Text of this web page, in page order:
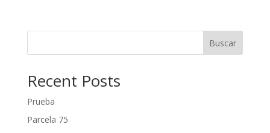
Buscar
Recent Posts
Prueba
Parcela 75